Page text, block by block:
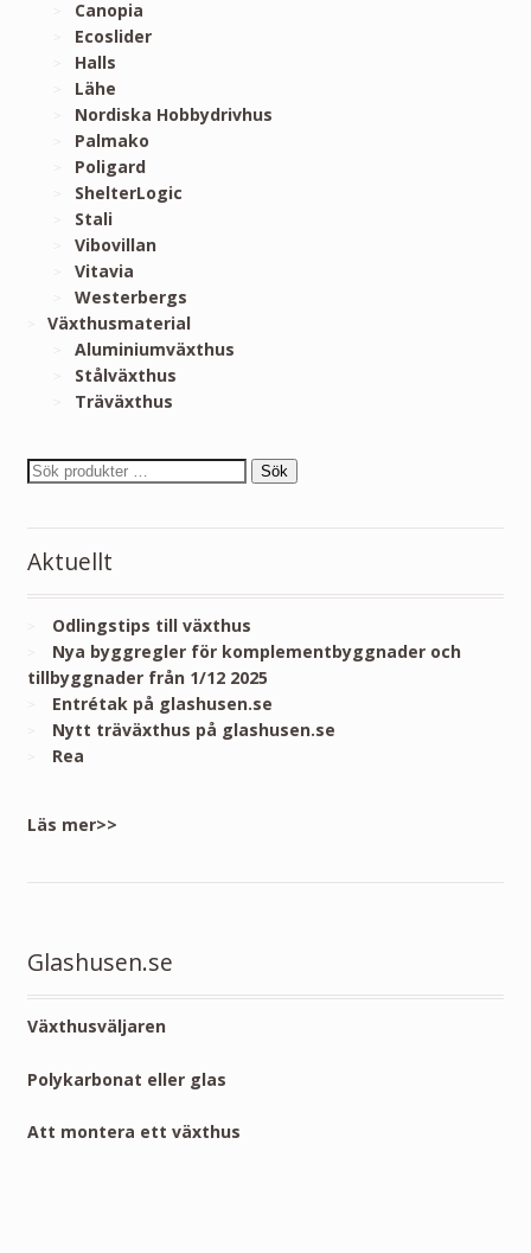
Canopia
Ecoslider
Halls
Lähe
Nordiska Hobbydrivhus
Palmako
Poligard
ShelterLogic
Stali
Vibovillan
Vitavia
Westerbergs
Växthusmaterial
Aluminiumväxthus
Stålväxthus
Träväxthus
Sök
Aktuellt
Odlingstips till växthus
Nya byggregler för komplementbyggnader och
tillbyggnader från 1/12 2025
Entrétak på glashusen.se
Nytt träväxthus på glashusen.se
Rea
Läs mer>>
Glashusen.se
Växthusväljaren
Polykarbonat eller glas
Att montera ett växthus